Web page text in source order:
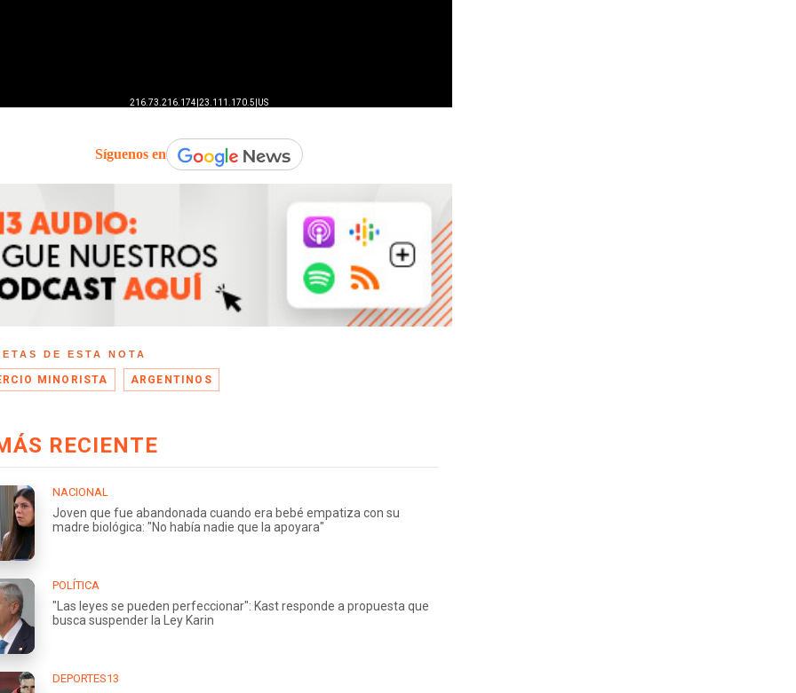
Síguenos en
DE ESTA NOTA
MINORISTA ARGENTINOS
RECIENTE
NACIONAL
Joven que fue abandonada cuando era bebé empatiza con su
madre biológica: "No había nadie que la apoyara"
POLÍTICA
"Las leyes se pueden perfeccionar": Kast responde a propuesta que
busca suspender la Ley Karin
DEPORTES13